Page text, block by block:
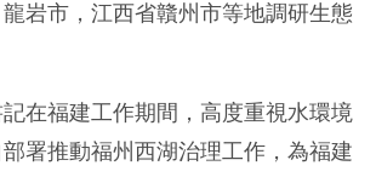
岩市，江西省贛州市等地調研生態
福建工作期間，高度重視水環境
署推動福州西湖治理工作，為福建